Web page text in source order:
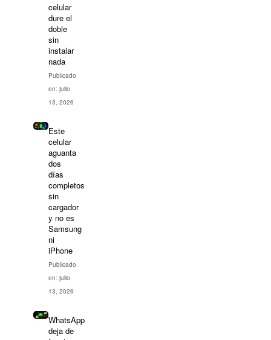
celular
dure el
doble
sin
instalar
nada
Publicado
en: julio
13, 2026
Este
celular
aguanta
dos
días
completos
sin
cargador
y no es
Samsung
ni
iPhone
Publicado
en: julio
13, 2026
WhatsApp
deja de